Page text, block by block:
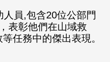
員,包含20位公部門
表彰他們在山域救
任務中的傑出表現。